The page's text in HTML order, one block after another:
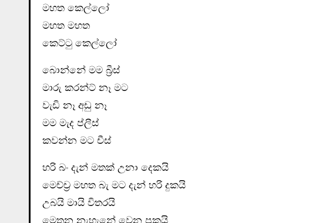
මහත කෙල්ලෝ
මහත මහත
කෙට්ටු කෙල්ලෝ
බොන්නේ මම බ්‍රීස්
මාරු කරන්ට් නෑ මට
වැඩි නෑ අඩු නෑ
මම මැද ප්ලීස්
කවන්න මට චීස්
හරි බං දැන් මතක් උනා දෙකයි
මෙච්ච්‍ර මහත බැ මට දැන් හරි දුකයි
උබයි මායි විතරයි
මෙතන නැහැනේ වෙන පුකයි